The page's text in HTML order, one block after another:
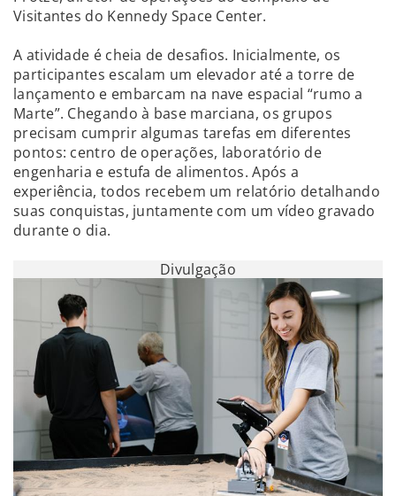
Visitantes do Kennedy Space Center.
A atividade é cheia de desafios. Inicialmente, os
participantes escalam um elevador até a torre de
lançamento e embarcam na nave espacial “rumo a
Marte”. Chegando à base marciana, os grupos
precisam cumprir algumas tarefas em diferentes
pontos: centro de operações, laboratório de
engenharia e estufa de alimentos. Após a
experiência, todos recebem um relatório detalhando
suas conquistas, juntamente com um vídeo gravado
durante o dia.
Divulgação